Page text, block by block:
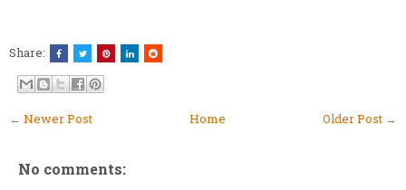
Share:
← Newer Post Older Post →
Home
No comments: